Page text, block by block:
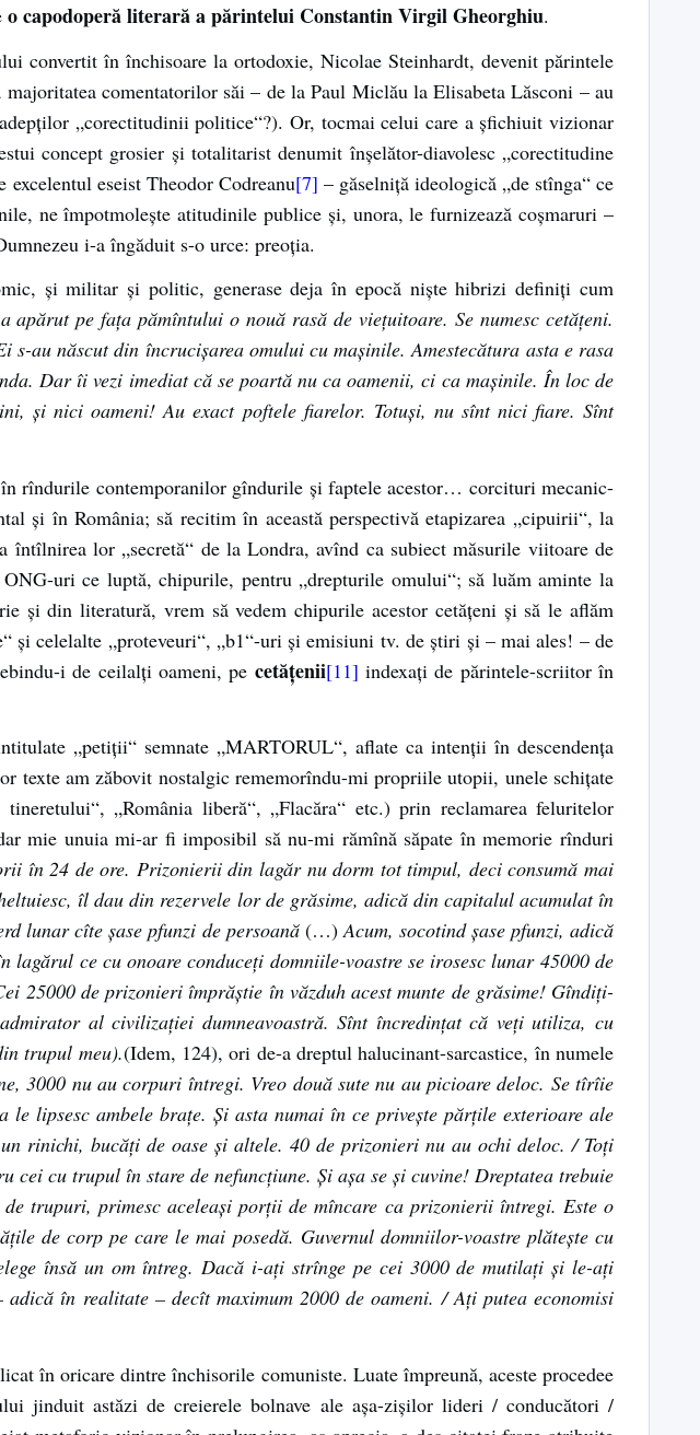
o capodoperă literară a părintelui Constantin Virgil Gheorghiu.
convertit în închisoare la ortodoxie, Nicolae Steinhardt, devenit părintele
comentatorilor săi – de la Paul Miclău la Elisabeta Lăsconi – au
„corectitudinii politice“?). Or, tocmai celui care a șfichiuit vizionar
concept grosier și totalitarist denumit înșelător-diavolesc „corectitudine
eseist Theodor Codreanu[7] – găselniță ideologică „de stînga“ ce
ne împotmolește atitudinile publice și, unora, le furnizează coșmaruri –
i-a îngăduit s-o urce: preoția.
și militar și politic, generase deja în epocă niște hibrizi definiți cum
apărut pe fața pămîntului o nouă rasă de viețuitoare. Se numesc cetățeni.
au născut din încrucișarea omului cu mașinile. Amestecătura asta e rasa
Dar îi vezi imediat că se poartă nu ca oamenii, ci ca mașinile. În loc de
și nici oameni! Au exact poftele fiarelor. Totuși, nu sînt nici fiare. Sînt
rîndurile contemporanilor gîndurile și faptele acestor… corcituri mecanic-
și în România; să recitim în această perspectivă etapizarea „cipuirii“, la
lor „secretă“ de la Londra, avînd ca subiect măsurile viitoare de
uri ce luptă, chipurile, pentru „drepturile omului“; să luăm aminte la
și din literatură, vrem să vedem chipurile acestor cetățeni și să le aflăm
și celelalte „proteveuri“, „b1“-uri și emisiuni tv. de știri și – mai ales! – de
i de ceilalți oameni, pe cetățenii[11] indexați de părintele-scriitor în
„petiții“ semnate „MARTORUL“, aflate ca intenții în descendența
texte am zăbovit nostalgic rememorîndu-mi propriile utopii, unele schițate
„România liberă“, „Flacăra“ etc.) prin reclamarea feluritelor
mie unuia mi-ar fi imposibil să nu-mi rămînă săpate în memorie rînduri
în 24 de ore. Prizonierii din lagăr nu dorm tot timpul, deci consumă mai
îl dau din rezervele lor de grăsime, adică din capitalul acumulat în
lunar cîte șase pfunzi de persoană(…)Acum, socotind șase pfunzi, adică
ce cu onoare conduceți domniile-voastre se irosesc lunar 45000 de
25000 de prizonieri împrăștie în văzduh acest munte de grăsime! Gîndiți-
al civilizației dumneavoastră. Sînt încredințat că veți utiliza, cu
trupul meu).(Idem, 124), ori de-a dreptul halucinant-sarcastice, în numele
3000 nu au corpuri întregi. Vreo două sute nu au picioare deloc. Se tîrîie
lipsesc ambele brațe. Și asta numai în ce privește părțile exterioare ale
rinichi, bucăți de oase și altele. 40 de prizonieri nu au ochi deloc. / Toți
cei cu trupul în stare de nefuncțiune. Și așa se și cuvine! Dreptatea trebuie
trupuri, primesc aceleași porții de mîncare ca prizonierii întregi. Este o
de corp pe care le mai posedă. Guvernul domniilor-voastre plătește cu
însă un om întreg. Dacă i-ați strînge pe cei 3000 de mutilați și le-ați
în realitate – decît maximum 2000 de oameni. / Ați putea economisi
în oricare dintre închisorile comuniste. Luate împreună, aceste procedee
jinduit astăzi de creierele bolnave ale așa-zișilor lideri / conducători /